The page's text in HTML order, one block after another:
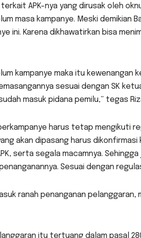
APK-nya yang dirusak oleh
masa kampanye. Meski demikian
ini. Karena dikhawatirkan bisa
kampanye maka itu kewenangan
sesuai dengan SK
masuk pidana pemilu,” tegas
harus tetap mengikuti
akan dipasang harus dikonfirmasi
serta segala macamnya.
Sesuai dengan
ranah penanganan pelanggaran,
itu tertuang dalam pasal